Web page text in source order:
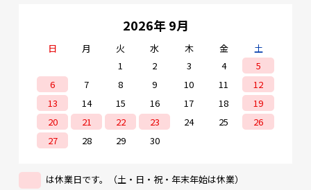
2026年 9月
日 月 火 水 木 金
土
1
2 3 4
5
6
7 8 9 10 11
12
13
14 15 16 17 18
19
20
21 22 23 24 25
26
27
28 29 30
は休業日です。（土・日・祝・年末年始は休業）